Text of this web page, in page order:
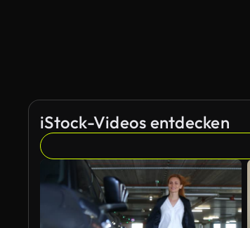
iStock-Videos entdecken